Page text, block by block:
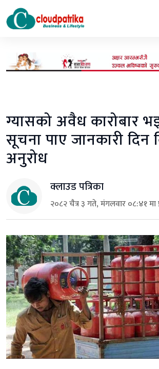
ग्यासको अवैध कारोबार
सूचना पाए जानकारी दिन
अनुरोध
क्लाउड पत्रिका
२०८२ चैत्र ३ गते, मंगलवार ०८:४१ मा